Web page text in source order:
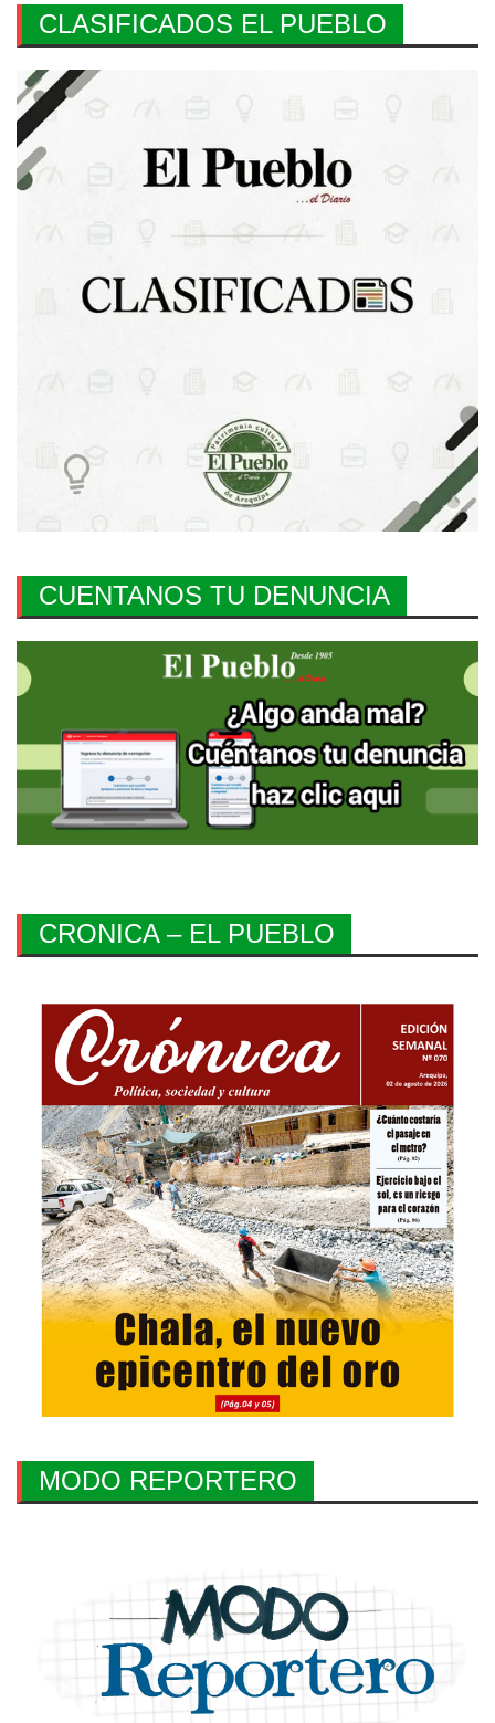
CLASIFICADOS EL PUEBLO
CUENTANOS TU DENUNCIA
CRONICA – EL PUEBLO
MODO REPORTERO